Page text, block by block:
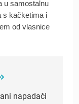
u samostalnu
s kačketima i
od vlasnice
napadači